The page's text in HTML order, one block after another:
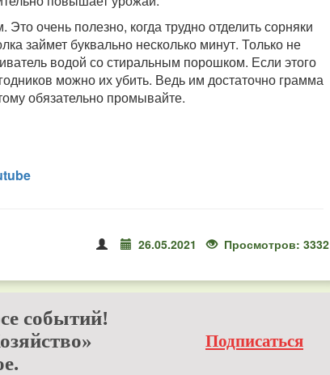
очень полезно, когда трудно отделить сорняки
займет буквально несколько минут. Только не
водой со стиральным порошком. Если этого
можно их убить. Ведь им достаточно грамма
обязательно промывайте.
26.05.2021 Просмотров: 3332
событий!
Подписаться